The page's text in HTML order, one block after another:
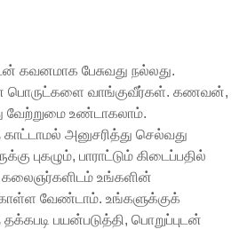
கவனமாக பேசுவது நல்லது.
பொருட்களை வாங்குவீர்கள். கணவன்,
வேற்றுமை உண்டாகலாம்.
அனுசரித்து செல்வது
புகழும், பாராட்டும் கிடைப்பதில்
கலைஞர்களிடம் உங்களின்
வேண்டாம். உங்களுக்குக்
பயன்படுத்தி, பொறுப்புடன்